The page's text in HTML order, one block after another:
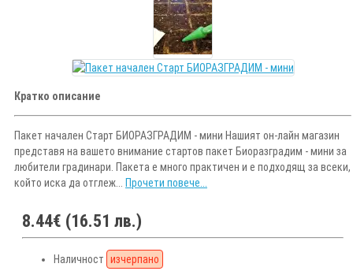
Кратко описание
Пакет начален Старт БИОРАЗГРАДИМ - мини Нашият он-лайн магазин
представя на вашето внимание стартов пакет Биоразградим - мини за
любители градинари. Пакета е много практичен и е подходящ за всеки,
който иска да отглеж... Прочети повече...
8.44€ (16.51 лв.)
Наличност изчерпано